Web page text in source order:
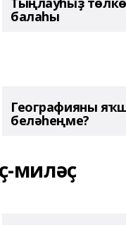
балаһы
Географияны
беләһеңме?
миләҫ